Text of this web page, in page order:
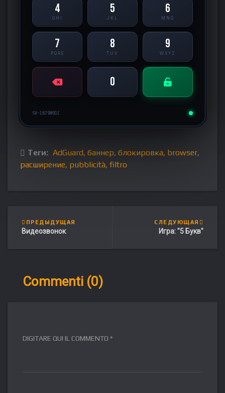
4
GHI
5
JKL
6
MNO
7
PQRS
8
TUV
9
WXYZ
0
SV-1679091C
Теги: AdGuard, баннер, блокировка, browser,
расширение, pubblicità, filtro
ПРЕДЫДУЩАЯ
Видеозвонок
СЛЕДУЮЩАЯ
Игра: "5 Букв"
Commenti (0)
DIGITARE QUI IL COMMENTO *